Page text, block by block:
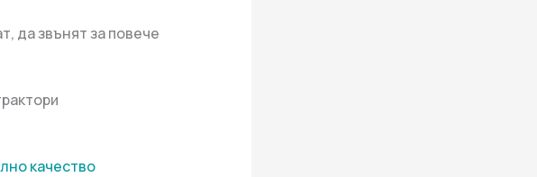
да звънят за повече
качество